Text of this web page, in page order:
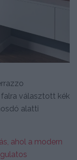
választott kék
alatti
ahol a modern